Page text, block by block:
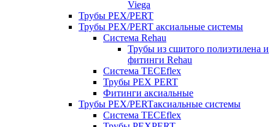
Viega
Трубы PEX/PERT
Трубы PEX/PERT аксиальные системы
Система Rehau
Трубы из сшитого полиэтилена и
фитинги Rehau
Система TECEflex
Трубы PEX PERT
Фитинги аксиальные
Трубы PEX/PERTаксиальные системы
Система TECEflex